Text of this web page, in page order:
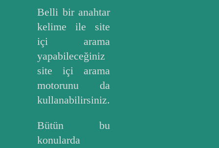
Belli bir anahtar
kelime ile site
içi arama
yapabileceğiniz
site içi arama
motorunu da
kullanabilirsiniz.
Bütün bu
konularda